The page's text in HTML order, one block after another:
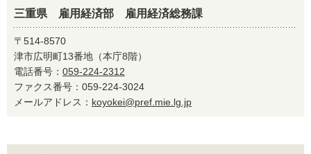
三重県 雇用経済部 雇用経済総務課
〒514-8570
津市広明町13番地（本庁8階）
電話番号： 059-224-2312
ファクス番号：059-224-3024
メールアドレス： koyokei@pref.mie.lg.jp